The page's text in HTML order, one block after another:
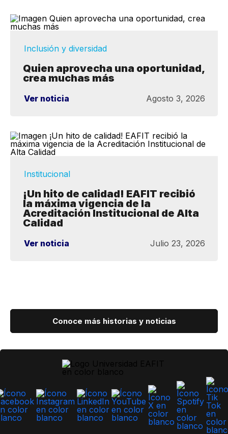
Inclusión y diversidad
Quien aprovecha una oportunidad,
crea muchas más
Ver noticia Agosto 3, 2026
Institucional
¡Un hito de calidad! EAFIT recibió
la máxima vigencia de la
Acreditación Institucional de Alta
Calidad
Ver noticia Julio 23, 2026
Conoce más historias y noticias